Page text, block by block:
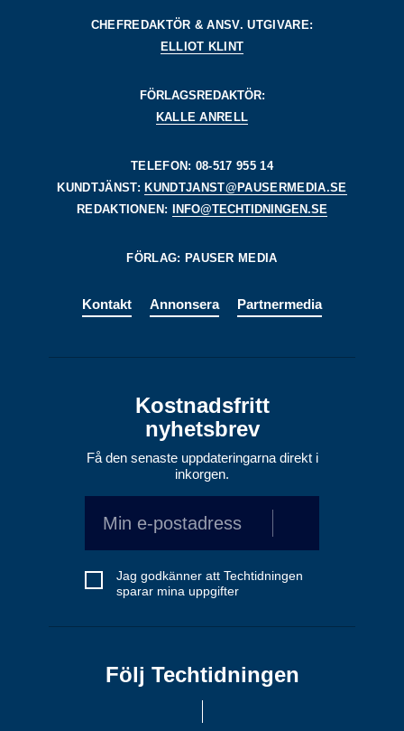
CHEFREDAKTÖR & ANSV. UTGIVARE:
ELLIOT KLINT
FÖRLAGSREDAKTÖR:
KALLE ANRELL
TELEFON: 08-517 955 14
KUNDTJÄNST:KUNDTJANST@PAUSERMEDIA.SE
REDAKTIONEN:INFO@TECHTIDNINGEN.SE
FÖRLAG: PAUSER MEDIA
Kontakt Annonsera Partnermedia
Kostnadsfritt
nyhetsbrev
Få den senaste uppdateringarna direkt i
inkorgen.
Jag godkänner att Techtidningen
sparar mina uppgifter
Följ Techtidningen